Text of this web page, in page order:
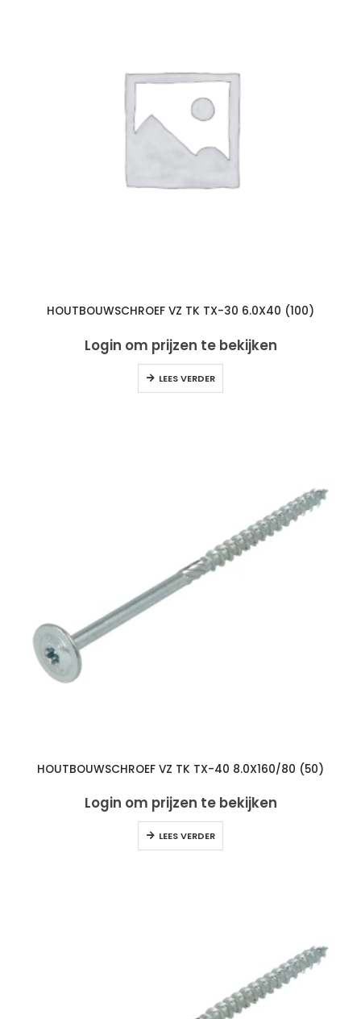
HOUTBOUWSCHROEF VZ TK TX-30 6.0X40 (100)
Login om prijzen te bekijken
LEES VERDER
HOUTBOUWSCHROEF VZ TK TX-40 8.0X160/80 (50)
Login om prijzen te bekijken
LEES VERDER